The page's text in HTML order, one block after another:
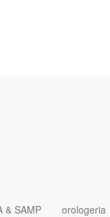
& SAMP
orologeria